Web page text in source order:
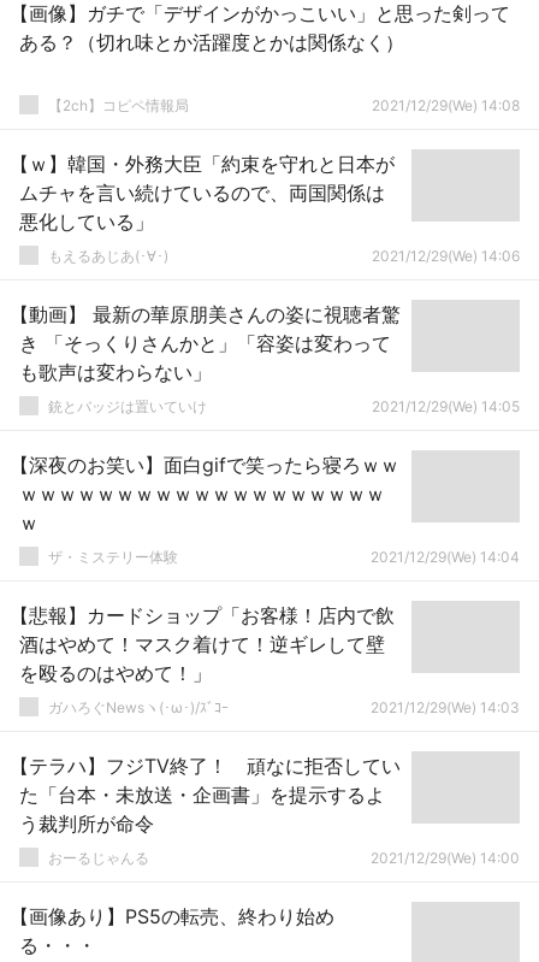
【画像】ガチで「デザインがかっこいい」と思った剣って
ある？（切れ味とか活躍度とかは関係なく）
【2ch】コピペ情報局 2021/12/29(We) 14:08
【ｗ】韓国・外務大臣「約束を守れと日本が
ムチャを言い続けているので、両国関係は
悪化している」
もえるあじあ(･∀･) 2021/12/29(We) 14:06
【動画】 最新の華原朋美さんの姿に視聴者驚
き 「そっくりさんかと」「容姿は変わって
も歌声は変わらない」
銃とバッジは置いていけ 2021/12/29(We) 14:05
【深夜のお笑い】面白gifで笑ったら寝ろｗｗ
ｗｗｗｗｗｗｗｗｗｗｗｗｗｗｗｗｗｗｗ
ｗ
ザ・ミステリー体験 2021/12/29(We) 14:04
【悲報】カードショップ「お客様！店内で飲
酒はやめて！マスク着けて！逆ギレして壁
を殴るのはやめて！」
ガハろぐNewsヽ(･ω･)/ｽﾞｺｰ 2021/12/29(We) 14:03
【テラハ】フジTV終了！ 頑なに拒否してい
た「台本・未放送・企画書」を提示するよ
う裁判所が命令
おーるじゃんる 2021/12/29(We) 14:00
【画像あり】PS5の転売、終わり始め
る・・・